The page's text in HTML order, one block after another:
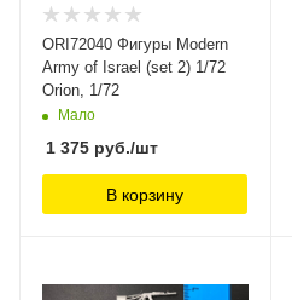
ORI72040 Фигуры Modern
Army of Israel (set 2) 1/72
Orion, 1/72
Мало
1 375 руб./шт
В корзину